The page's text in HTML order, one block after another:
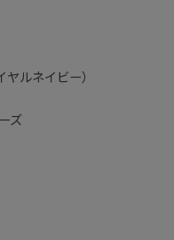
ルネイビー）
ズ